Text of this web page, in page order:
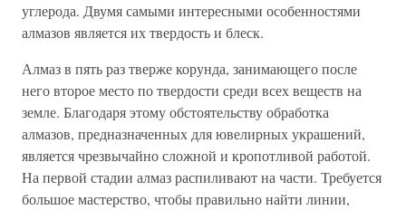
углерода. Двумя самыми интересными особенностями
алмазов является их твердость и блеск.
Алмаз в пять раз тверже корунда, занимающего после
него второе место по твердости среди всех веществ на
земле. Благодаря этому обстоятельству обработка
алмазов, предназначенных для ювелирных украшений,
является чрезвычайно сложной и кропотливой работой.
На первой стадии алмаз распиливают на части. Требуется
большое мастерство, чтобы правильно найти линии,